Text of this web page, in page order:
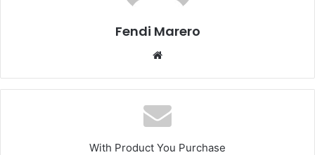
Fendi Marero
With Product You Purchase